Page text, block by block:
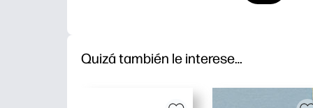
Quizá también le interese…